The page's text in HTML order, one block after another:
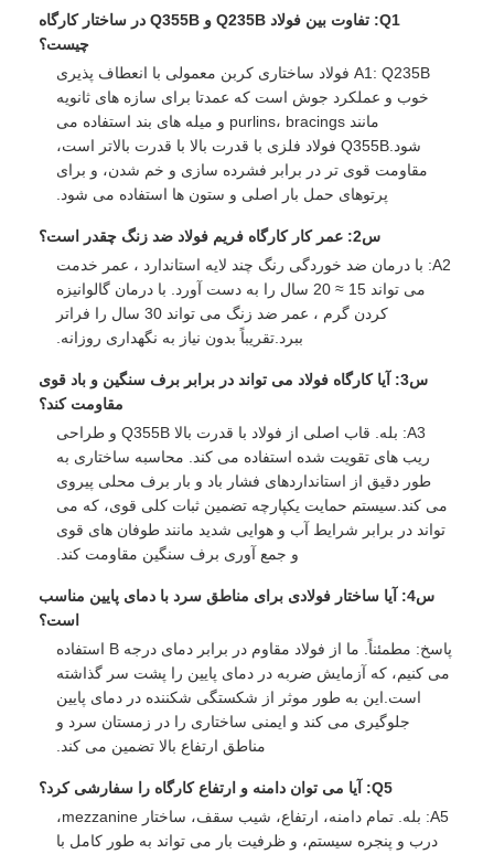
Q1: تفاوت بین فولاد Q235B و Q355B در ساختار کارگاه
چیست؟
A1: Q235B فولاد ساختاری کربن معمولی با انعطاف پذیری
خوب و عملکرد جوش است که عمدتا برای سازه های ثانویه
مانند purlins، bracings و میله های بند استفاده می
شود.Q355B فولاد فلزی با قدرت بالا با قدرت بالاتر است،
مقاومت قوی تر در برابر فشرده سازی و خم شدن، و برای
پرتوهای حمل بار اصلی و ستون ها استفاده می شود.
س2: عمر کار کارگاه فریم فولاد ضد زنگ چقدر است؟
A2: با درمان ضد خوردگی رنگ چند لایه استاندارد ، عمر خدمت
می تواند 15 ≈ 20 سال را به دست آورد. با درمان گالوانیزه
کردن گرم ، عمر ضد زنگ می تواند 30 سال را فراتر
ببرد.تقریباً بدون نیاز به نگهداری روزانه.
س3: آیا کارگاه فولاد می تواند در برابر برف سنگین و باد قوی
مقاومت کند؟
A3: بله. قاب اصلی از فولاد با قدرت بالا Q355B و طراحی
ریب های تقویت شده استفاده می کند. محاسبه ساختاری به
طور دقیق از استانداردهای فشار باد و بار برف محلی پیروی
می کند.سیستم حمایت یکپارچه تضمین ثبات کلی قوی، که می
تواند در برابر شرایط آب و هوایی شدید مانند طوفان های قوی
و جمع آوری برف سنگین مقاومت کند.
س4: آیا ساختار فولادی برای مناطق سرد با دمای پایین مناسب
است؟
پاسخ: مطمئناً. ما از فولاد مقاوم در برابر دمای درجه B استفاده
می کنیم، که آزمایش ضربه در دمای پایین را پشت سر گذاشته
است.این به طور موثر از شکستگی شکننده در دمای پایین
جلوگیری می کند و ایمنی ساختاری را در زمستان سرد و
مناطق ارتفاع بالا تضمین می کند.
Q5: آیا می توان دامنه و ارتفاع کارگاه را سفارشی کرد؟
A5: بله. تمام دامنه، ارتفاع، شیب سقف، ساختار mezzanine،
درب و پنجره سیستم، و ظرفیت بار می تواند به طور کامل با